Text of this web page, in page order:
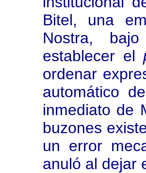
Bitel, una
Nostra,
establecer el
ordenar
automático
inmediato de
buzones
un error
anuló al dejar